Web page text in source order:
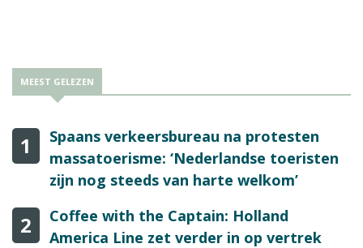
MEEST GELEZEN
1
Spaans verkeersbureau na protesten
massatoerisme: ‘Nederlandse toeristen
zijn nog steeds van harte welkom’
2
Coffee with the Captain: Holland
America Line zet verder in op vertrek